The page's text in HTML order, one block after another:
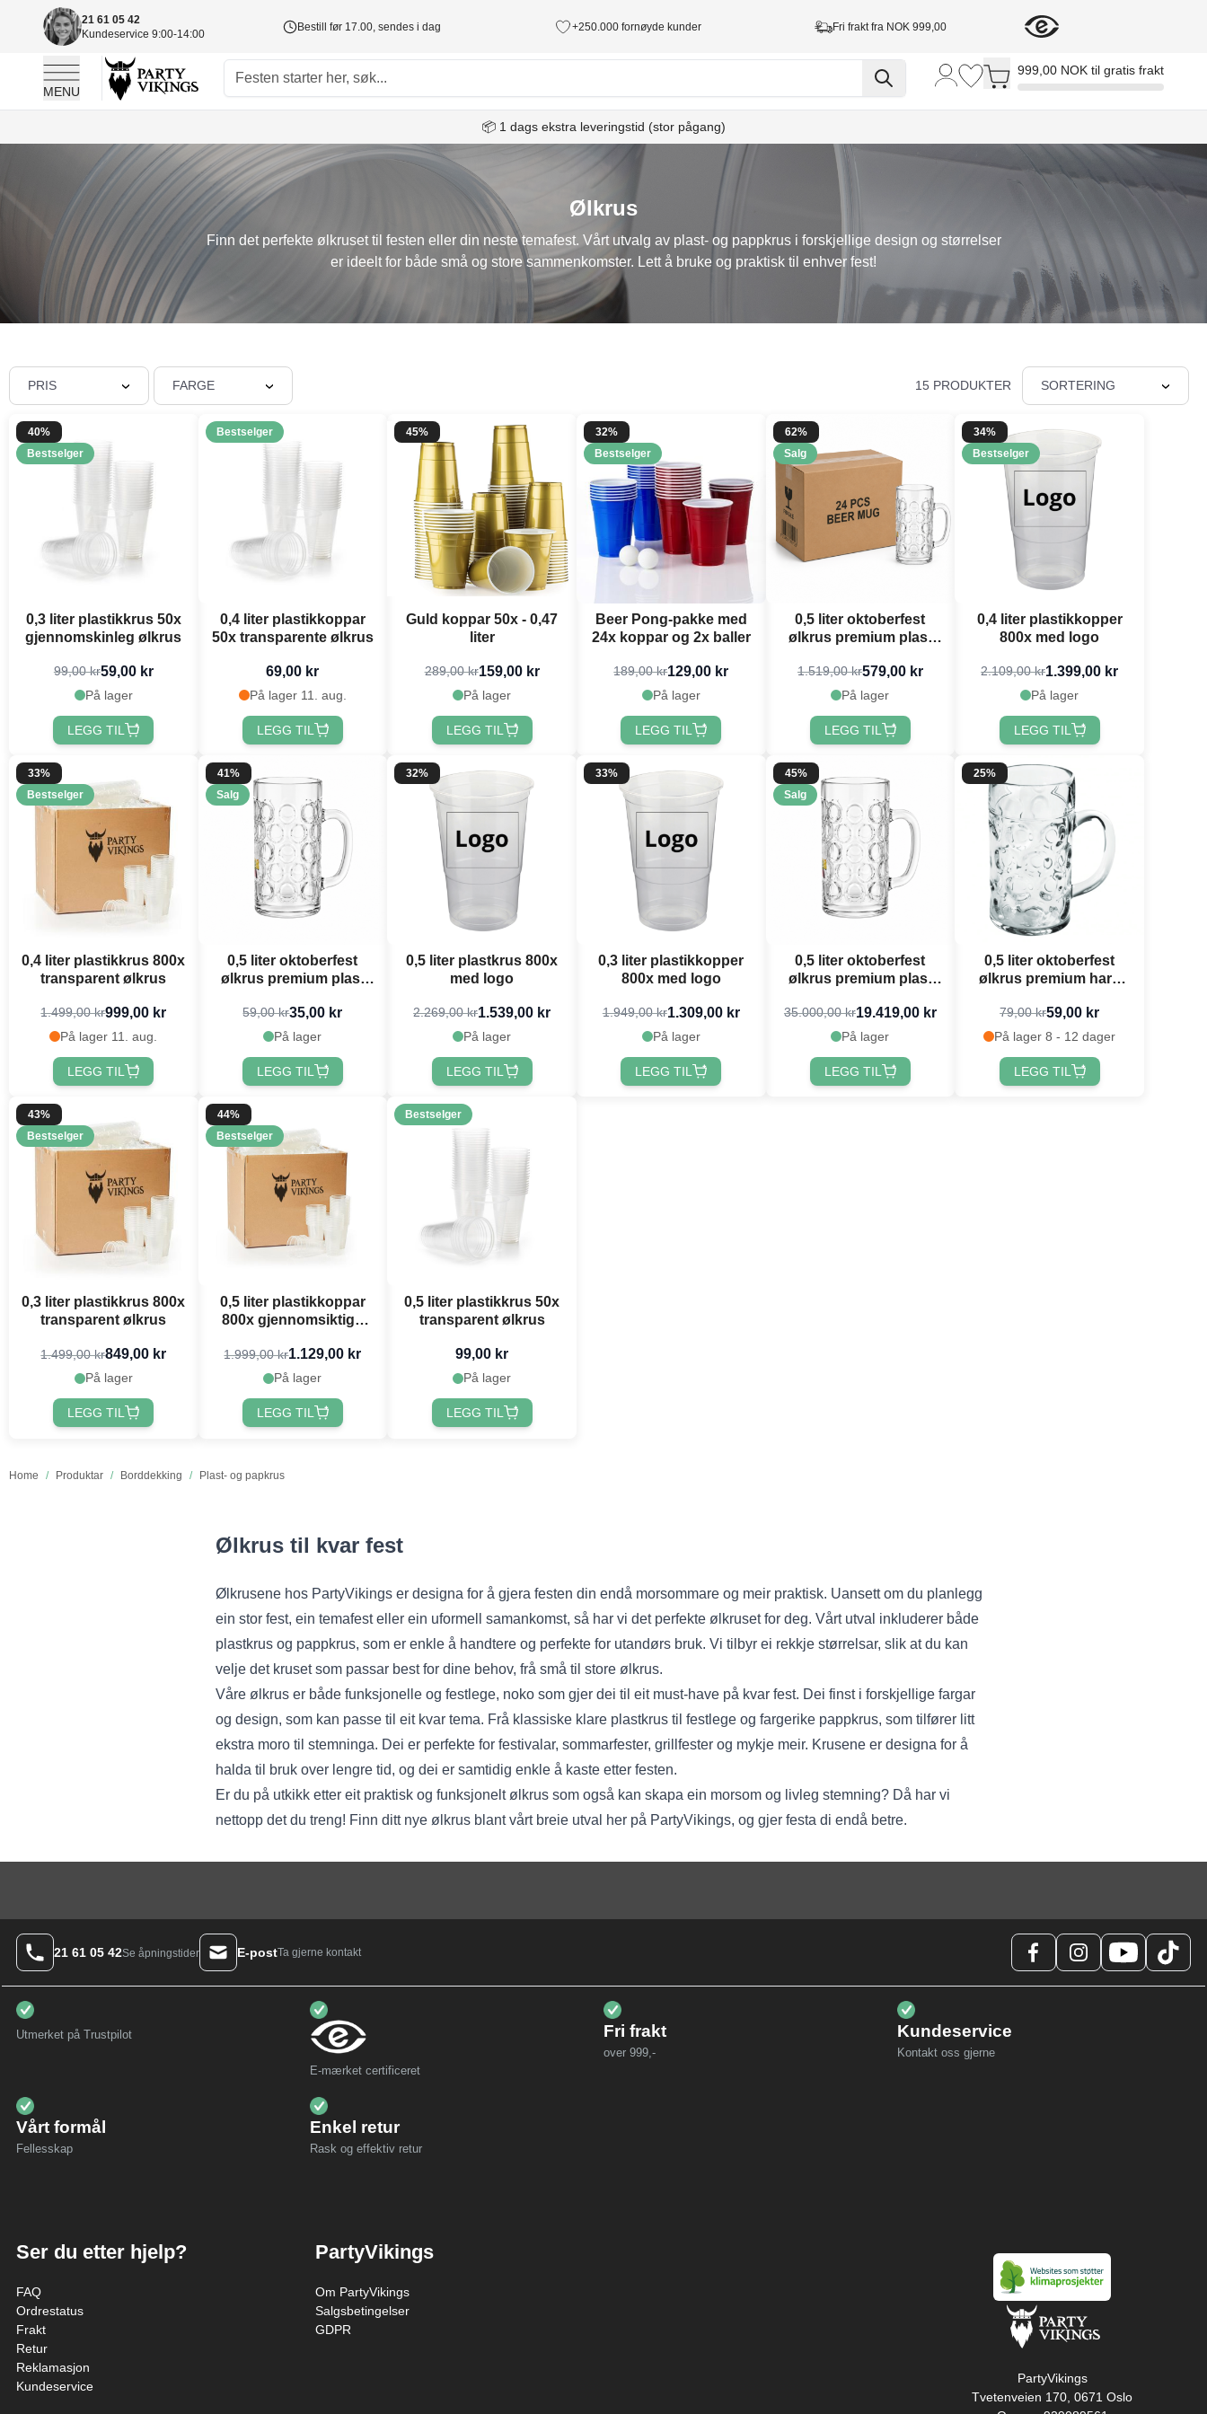
21 61 05 42
Kundeservice 9:00-14:00
Bestill før 17.00, sendes i dag +250.000 fornøyde kunder Fri frakt fra NOK 999,00
MENU
Toggle minicart, Cart is empty
999,00 NOK til gratis frakt
📦 1 dags ekstra leveringstid (stor pågang)
Ølkrus
Finn det perfekte ølkruset til festen eller din neste temafest. Vårt utvalg av plast- og pappkrus i forskjellige design og størrelser
er ideelt for både små og store sammenkomster. Lett å bruke og praktisk til enhver fest!
Home / Produktar / Borddekking / Plast- og papkrus
PRIS FARGE 15 PRODUKTER SORTERING
40%
Bestselger
0,3 liter plastikkrus 50x
gjennomskinleg ølkrus
99,00 kr59,00 kr
På lager
LEGG TIL
Bestselger
0,4 liter plastikkoppar
50x transparente ølkrus
69,00 kr
På lager 11. aug.
LEGG TIL
45%
Guld koppar 50x - 0,47
liter
289,00 kr159,00 kr
På lager
LEGG TIL
32%
Bestselger
Beer Pong-pakke med
24x koppar og 2x baller
189,00 kr129,00 kr
På lager
LEGG TIL
62%
Salg
0,5 liter oktoberfest
ølkrus premium plast
1.519,00 kr579,00 kr
På lager
LEGG TIL
34%
Bestselger
0,4 liter plastikkopper
800x med logo
2.109,00 kr1.399,00 kr
På lager
LEGG TIL
33%
Bestselger
0,4 liter plastikkrus 800x
transparent ølkrus
1.499,00 kr999,00 kr
På lager 11. aug.
LEGG TIL
41%
Salg
0,5 liter oktoberfest
ølkrus premium plast
59,00 kr35,00 kr
På lager
LEGG TIL
32%
0,5 liter plastkrus 800x
med logo
2.269,00 kr1.539,00 kr
På lager
LEGG TIL
33%
0,3 liter plastikkopper
800x med logo
1.949,00 kr1.309,00 kr
På lager
LEGG TIL
45%
Salg
0,5 liter oktoberfest
ølkrus premium plast
35.000,00 kr19.419,00 kr
På lager
LEGG TIL
25%
0,5 liter oktoberfest
ølkrus premium hard
79,00 kr59,00 kr
På lager 8 - 12 dager
LEGG TIL
43%
Bestselger
0,3 liter plastikkrus 800x
transparent ølkrus
1.499,00 kr849,00 kr
På lager
LEGG TIL
44%
Bestselger
0,5 liter plastikkoppar
800x gjennomsiktige
1.999,00 kr1.129,00 kr
På lager
LEGG TIL
Bestselger
0,5 liter plastikkrus 50x
transparent ølkrus
99,00 kr
På lager
LEGG TIL
Ølkrus til kvar fest
Ølkrusene hos PartyVikings er designa for å gjera festen din endå morsommare og meir praktisk. Uansett om du planlegg
ein stor fest, ein temafest eller ein uformell samankomst, så har vi det perfekte ølkruset for deg. Vårt utval inkluderer både
plastkrus og pappkrus, som er enkle å handtere og perfekte for utandørs bruk. Vi tilbyr ei rekkje størrelsar, slik at du kan
velje det kruset som passar best for dine behov, frå små til store ølkrus.
Våre ølkrus er både funksjonelle og festlege, noko som gjer dei til eit must-have på kvar fest. Dei finst i forskjellige fargar
og design, som kan passe til eit kvar tema. Frå klassiske klare plastkrus til festlege og fargerike pappkrus, som tilfører litt
ekstra moro til stemninga. Dei er perfekte for festivalar, sommarfester, grillfester og mykje meir. Krusene er designa for å
halda til bruk over lengre tid, og dei er samtidig enkle å kaste etter festen.
Er du på utkikk etter eit praktisk og funksjonelt ølkrus som også kan skapa ein morsom og livleg stemning? Då har vi
nettopp det du treng! Finn ditt nye ølkrus blant vårt breie utval her på PartyVikings, og gjer festa di endå betre.
21 61 05 42Se åpningstider E-postTa gjerne kontakt
Utmerket på Trustpilot
E-mærket certificeret
Fri frakt
over 999,-
Kundeservice
Kontakt oss gjerne
Vårt formål
Fellesskap
Enkel retur
Rask og effektiv retur
Ser du etter hjelp?
FAQ
Ordrestatus
Frakt
Retur
Reklamasjon
Kundeservice
PartyVikings
Om PartyVikings
Salgsbetingelser
GDPR
PartyVikings
Tvetenveien 170, 0671 Oslo